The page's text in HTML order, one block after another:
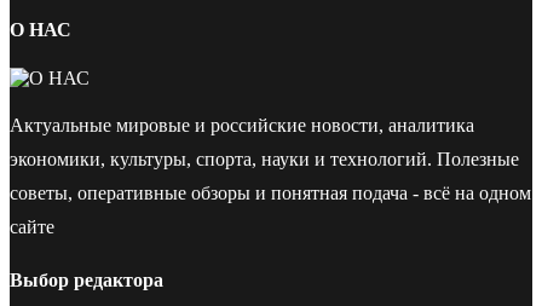
О НАС
Актуальные мировые и российские новости, аналитика
экономики, культуры, спорта, науки и технологий. Полезные
советы, оперативные обзоры и понятная подача - всё на одном
сайте
Выбор редактора